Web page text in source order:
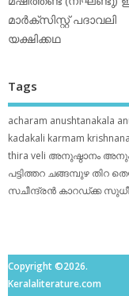
മാര്‍ക്‌സിസ്റ്റ് പദാവലി
യക്ഷിക്കഥ
Tags
acharam anushtanakala
kadakali karmam
thira veli അനുഷ്ഠാനം
പട്ടിത്തറ ചങ്ങമ്പുഴ തിറ
സചീന്ദ്രന്‍ കാറഡ്ക്ക
Copyright ©2026.
Keralaliterature.com